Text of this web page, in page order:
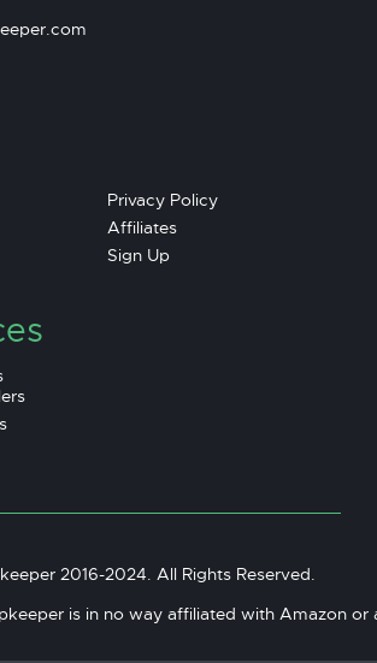
Privacy Policy
Affiliates
Sign Up
2016-2024. All Rights Reserved.
is in no way affiliated with Amazon or